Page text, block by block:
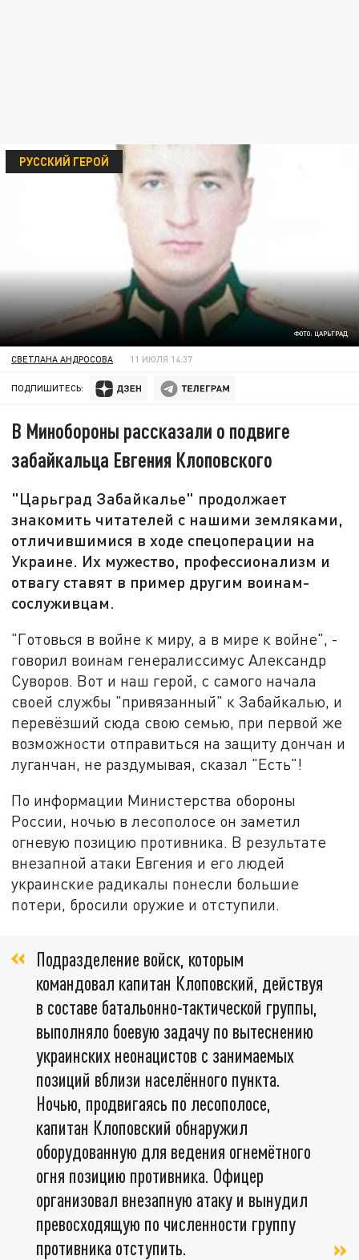
ФОТО: ЦАРЬГРАД
РУССКИЙ ГЕРОЙ
СВЕТЛАНА АНДРОСОВА 11 ИЮЛЯ 14:37
ПОДПИШИТЕСЬ:
В Минобороны рассказали о подвиге
забайкальца Евгения Клоповского
"Царьград Забайкалье" продолжает
знакомить читателей с нашими земляками,
отличившимися в ходе спецоперации на
Украине. Их мужество, профессионализм и
отвагу ставят в пример другим воинам-
сослуживцам.
"Готовься в войне к миру, а в мире к войне", -
говорил воинам генералиссимус Александр
Суворов. Вот и наш герой, с самого начала
своей службы "привязанный" к Забайкалью, и
перевёзший сюда свою семью, при первой же
возможности отправиться на защиту дончан и
луганчан, не раздумывая, сказал "Есть"!
По информации Министерства обороны
России, ночью в лесополосе он заметил
огневую позицию противника. В результате
внезапной атаки Евгения и его людей
украинские радикалы понесли большие
потери, бросили оружие и отступили.
Подразделение войск, которым
командовал капитан Клоповский, действуя
в составе батальонно-тактической группы,
выполняло боевую задачу по вытеснению
украинских неонацистов с занимаемых
позиций вблизи населённого пункта.
Ночью, продвигаясь по лесополосе,
капитан Клоповский обнаружил
оборудованную для ведения огнемётного
огня позицию противника. Офицер
организовал внезапную атаку и вынудил
превосходящую по численности группу
противника отступить.